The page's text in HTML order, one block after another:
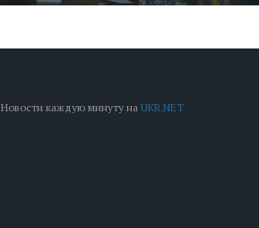
Новости каждую минуту наUKR.NET